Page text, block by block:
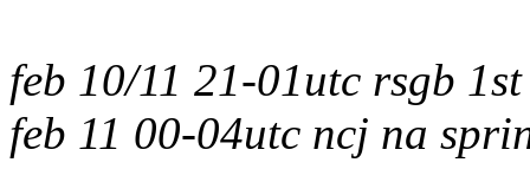
feb 10/11 21-01utc rsgb
feb 11 00-04utc ncj na